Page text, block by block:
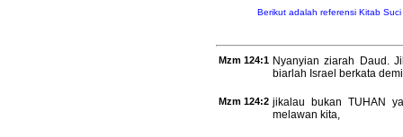
Berikut adalah referensi Kitab
Mzm 124:1 Nyanyian ziarah Daud.
biarlah Israel berkata
Mzm 124:2 jikalau bukan TUHAN
melawan kita,